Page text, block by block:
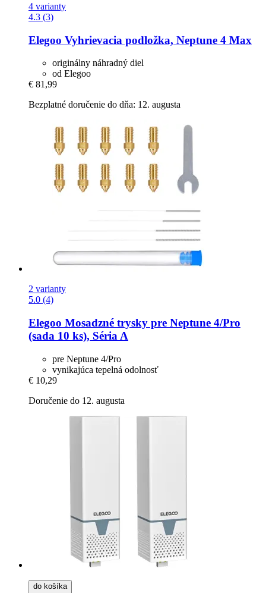
4 varianty
4.3 (3)
Elegoo Vyhrievacia podložka, Neptune 4 Max
originálny náhradný diel
od Elegoo
€ 81,99
Bezplatné doručenie do dňa: 12. augusta
2 varianty
5.0 (4)
Elegoo Mosadzné trysky pre Neptune 4/Pro
(sada 10 ks), Séria A
pre Neptune 4/Pro
vynikajúca tepelná odolnosť
€ 10,29
Doručenie do 12. augusta
do košíka